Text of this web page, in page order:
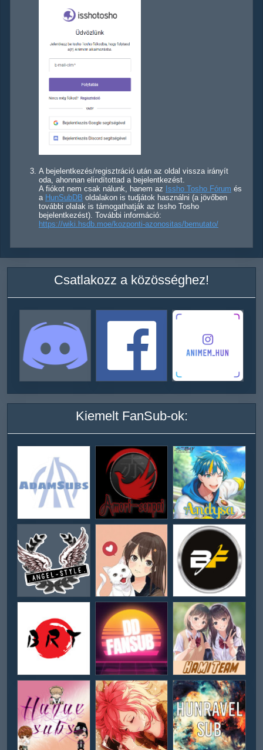
A bejelentkezés/regisztráció után az oldal vissza irányít
oda, ahonnan elindítottad a bejelentkezést.
A fiókot nem csak nálunk, hanem az Issho Tosho Fórum és
a HunSubDB oldalakon is tudjátok használni (a jövőben
további olalak is támogathatják az Issho Tosho
bejelentkezést). További információ:
https://wiki.hsdb.moe/kozponti-azonositas/bemutato/
Csatlakozz a közösséghez!
Kiemelt FanSub-ok: